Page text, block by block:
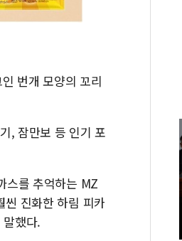
번개 모양의 꼬리
, 잠만보 등 인기 포
스를 추억하는 MZ
진화한 하림 피카
했다.